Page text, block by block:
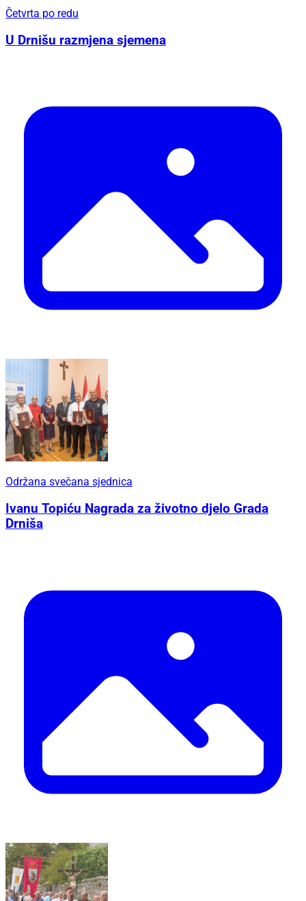
Četvrta po redu
U Drnišu razmjena sjemena
Održana svečana sjednica
Ivanu Topiću Nagrada za životno djelo Grada
Drniša